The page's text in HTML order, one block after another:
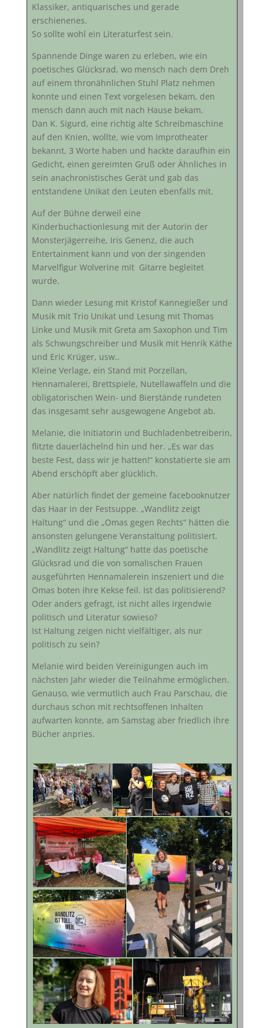
Klassiker, antiquarisches und gerade
erschienenes.
So sollte wohl ein Literaturfest sein.
Spannende Dinge waren zu erleben, wie ein
poetisches Glücksrad, wo mensch nach dem Dreh
auf einem thronähnlichen Stuhl Platz nehmen
konnte und einen Text vorgelesen bekam, den
mensch dann auch mit nach Hause bekam.
Dan K. Sigurd, eine richtig alte Schreibmaschine
auf den Knien, wollte, wie vom Improtheater
bekannt, 3 Worte haben und hackte daraufhin ein
Gedicht, einen gereimten Gruß oder Ähnliches in
sein anachronistisches Gerät und gab das
entstandene Unikat den Leuten ebenfalls mit.
Auf der Bühne derweil eine
Kinderbuchactionlesung mit der Autorin der
Monsterjägerreihe, Iris Genenz, die auch
Entertainment kann und von der singenden
Marvelfigur Wolverine mit Gitarre begleitet
wurde.
Dann wieder Lesung mit Kristof Kannegießer und
Musik mit Trio Unikat und Lesung mit Thomas
Linke und Musik mit Greta am Saxophon und Tim
als Schwungschreiber und Musik mit Henrik Käthe
und Eric Krüger, usw..
Kleine Verlage, ein Stand mit Porzellan,
Hennamalerei, Brettspiele, Nutellawaffeln und die
obligatorischen Wein- und Bierstände rundeten
das insgesamt sehr ausgewogene Angebot ab.
Melanie, die Initiatorin und Buchladenbetreiberin,
flitzte dauerlächelnd hin und her. „Es war das
beste Fest, dass wir je hatten!“ konstatierte sie am
Abend erschöpft aber glücklich.
Aber natürlich findet der gemeine facebooknutzer
das Haar in der Festsuppe. „Wandlitz zeigt
Haltung“ und die „Omas gegen Rechts“ hätten die
ansonsten gelungene Veranstaltung politisiert.
„Wandlitz zeigt Haltung“ hatte das poetische
Glücksrad und die von somalischen Frauen
ausgeführten Hennamalerein inszeniert und die
Omas boten ihre Kekse feil. Ist das politisierend?
Oder anders gefragt, ist nicht alles irgendwie
politisch und Literatur sowieso?
Ist Haltung zeigen nicht vielfältiger, als nur
politisch zu sein?
Melanie wird beiden Vereinigungen auch im
nächsten Jahr wieder die Teilnahme ermöglichen.
Genauso, wie vermutlich auch Frau Parschau, die
durchaus schon mit rechtsoffenen Inhalten
aufwarten konnte, am Samstag aber friedlich ihre
Bücher anpries.